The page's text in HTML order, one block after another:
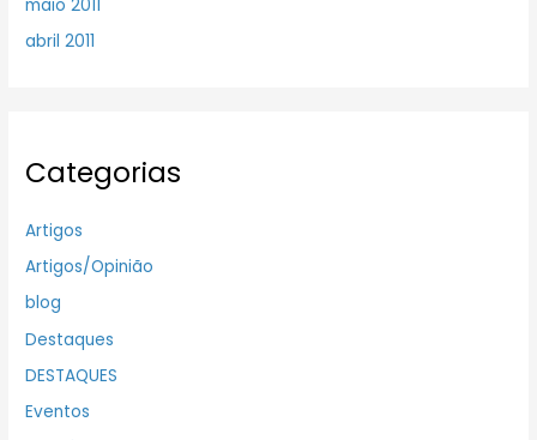
maio 2011
abril 2011
Categorias
Artigos
Artigos/Opinião
blog
Destaques
DESTAQUES
Eventos